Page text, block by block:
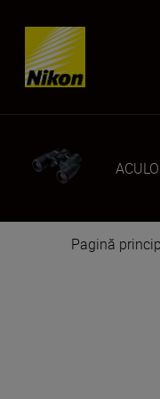
Skip content
Pagină